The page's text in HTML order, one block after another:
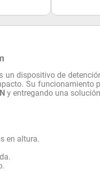
un dispositivo de
Su funcionamiento
y entregando una
en altura.